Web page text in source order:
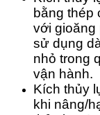
bằng thép
với gioăng
sử dụng
nhỏ trong
vận hành.
Kích thủy
khi nâng/